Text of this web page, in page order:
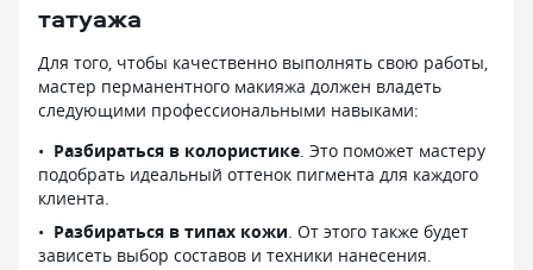
татуажа
Для того, чтобы качественно выполнять свою работы,
мастер перманентного макияжа должен владеть
следующими профессиональными навыками:
Разбираться в колористике. Это поможет мастеру
подобрать идеальный оттенок пигмента для каждого
клиента.
Разбираться в типах кожи. От этого также будет
зависеть выбор составов и техники нанесения.